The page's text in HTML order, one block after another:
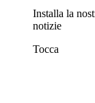
Installa la
notizie
Tocca